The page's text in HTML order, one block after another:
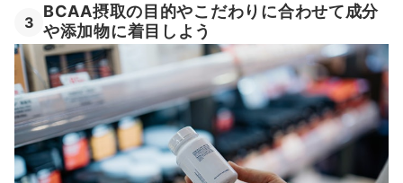
3
BCAA摂取の目的やこだわりに合わせて成分
や添加物に着目しよう